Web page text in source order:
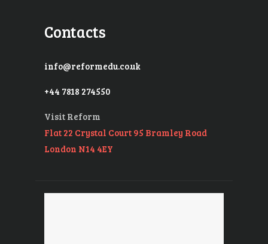
Contacts
info@reformedu.co.uk
+44 7818 274550
Visit Reform
Flat 22 Crystal Court 95 Bramley Road
London N14 4EY